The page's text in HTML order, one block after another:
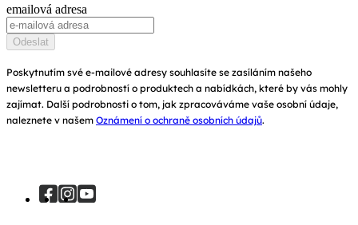
Návod k obsluze
Mapa stránek
Najít obchody
Zaregistrujte svůj výrobek
emailová adresa
Odeslat
Poskytnutím své e-mailové adresy souhlasíte se zasíláním našeho
newsletteru a podrobností o produktech a nabídkách, které by vás mohly
zajímat. Další podrobnosti o tom, jak zpracováváme vaše osobní údaje,
naleznete v našem Oznámení o ochraně osobních údajů.